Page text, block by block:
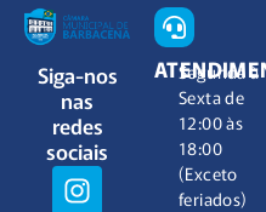
Siga-nos
nas
redes
sociais
Segunda à
Sexta de
12:00 às
18:00
(Exceto
feriados)